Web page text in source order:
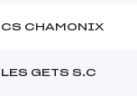
CS CHAMONIX
LES GETS S.C